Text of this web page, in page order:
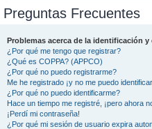
Preguntas Frecuentes
Problemas acerca de la identificación y
¿Por qué me tengo que registrar?
¿Qué es COPPA? (APPCO)
¿Por qué no puedo registrarme?
Me he registrado ¡y no me puedo
¿Por qué no puedo identificarme?
Hace un tiempo me registré, ¡pero ahora
¡Perdí mi contraseña!
¿Por qué mi sesión de usuario expira